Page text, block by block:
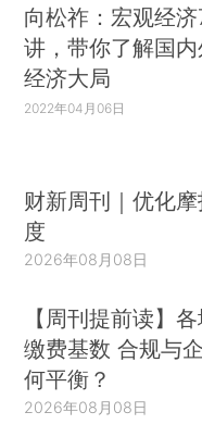
向松祚：宏观经
讲，带你了解国
经济大局
2022年04月06日
财新周刊｜优化
度
2026年08月08日
【周刊提前读】
缴费基数 合规与
何平衡？
2026年08月08日